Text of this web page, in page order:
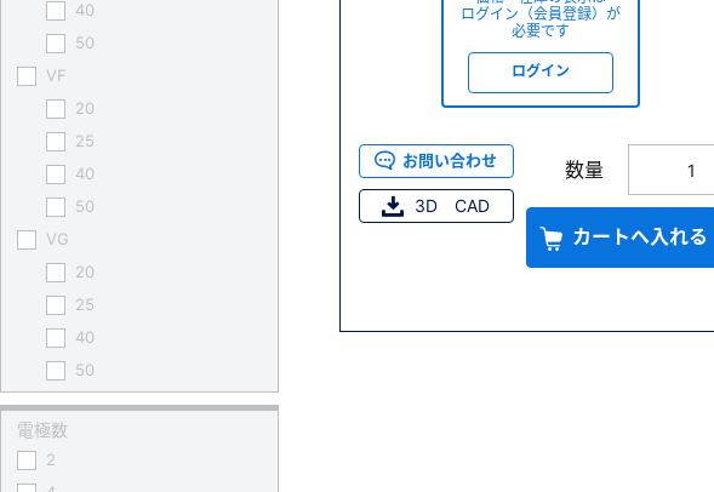
ログイン（会員登録）が
必要です
ログイン
お問い合わせ
3D CAD
数量
カートへ入れる
40
50
VF
20
25
40
50
VG
20
25
40
50
電極数
2